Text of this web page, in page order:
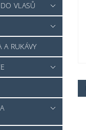
VLASŮ
RUKÁVY